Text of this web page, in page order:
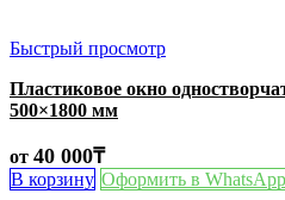
Быстрый просмотр
Пластиковое окно
500×1800 мм
от 40 000₸
В корзину Оформить в WhatsApp